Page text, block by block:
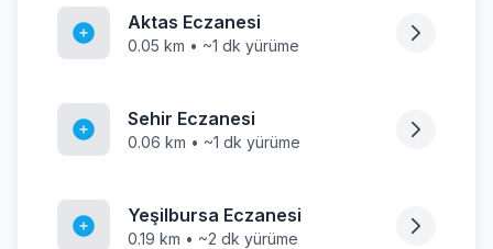
Aktas Eczanesi
0.05 km • ~1 dk yürüme
Sehir Eczanesi
0.06 km • ~1 dk yürüme
Yeşilbursa Eczanesi
0.19 km • ~2 dk yürüme